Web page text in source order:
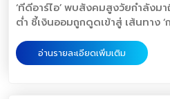
เงื่อนไขและความคุ้มครองก็จะแต
Wealthy Thai อยากเน้นย้ำให้ผู้อ่
และเงื่อนไขกรมธรรม์อย่างละเอียด
ต้องการทั้งด้านสุขภาพและการเงิน
‘ทีดีอาร์ไอ’ พบสังคมสูงวัยกำลังมาถึง แต่ความพร้อมคนไ
ต่ำ ชี้เงินออมถูกดูดเข้าสู่ เส้นทาง ‘การพนัน’ มาก
ออม-ธุรกิจ-ตัวกลาง-ภาครัฐ’ อย่าง
‘นักลงทุนVI’ หนุนเทรดหุ้นไร้ค่าฟี สถาบันวิจัยเพื่อการพัฒนา
อ่านรายละเอียดเพิ่มเติม